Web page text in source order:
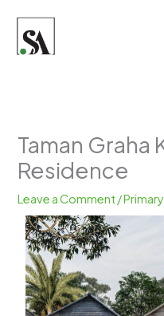
content
Taman Graha
Residence
Leave a Comment /